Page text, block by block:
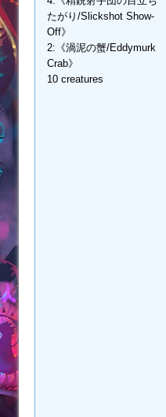
たがり/Slickshot Show-
Off》
2:《渦泥の蟹/Eddymurk
Crab》
10 creatures